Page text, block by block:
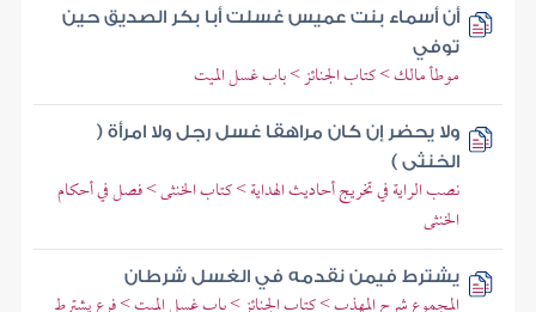
أن أسماء بنت عميس غسلت أبا بكر الصديق حين
توفي
موطأ مالك > كتاب الجنائز > باب غسل الميت
ولا يحضر إن كان مراهقا غسل رجل ولا امرأة (
الخنثى )
نصب الراية في تخريج أحاديث الهداية > كتاب الخنثى > فصل في أحكام
الخنثى
يشترط فيمن نقدمه في الغسل شرطان